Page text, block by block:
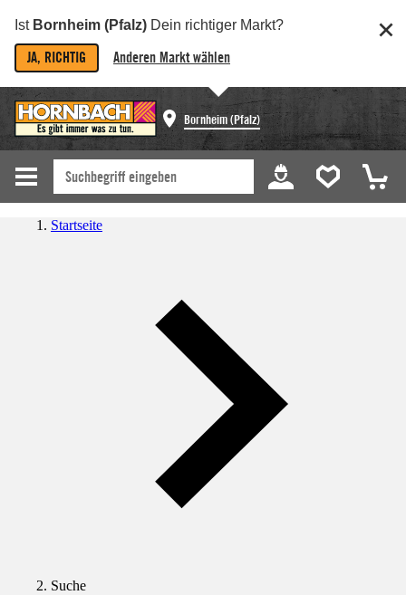
Ist Bornheim (Pfalz) Dein richtiger Markt?
JA, RICHTIG Anderen Markt wählen
Bornheim (Pfalz)
Startseite
Suche